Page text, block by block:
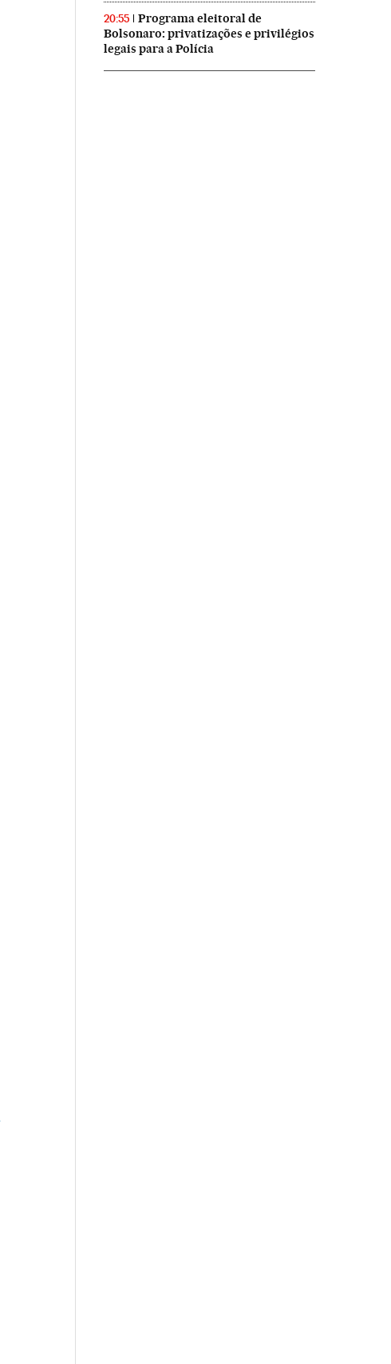
20:55
Programa eleitoral de
Bolsonaro: privatizações e privilégios
legais para a Polícia